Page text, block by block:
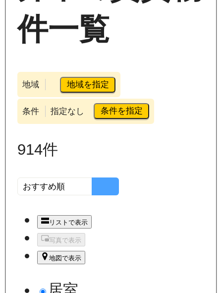
件一覧
地域 地域を指定
条件 指定なし 条件を指定
914件
リストで表示
写真で表示
地図で表示